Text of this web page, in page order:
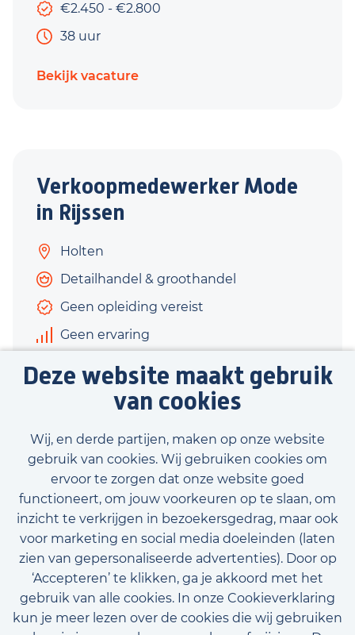
Deze website maakt gebruik
van cookies
Wij, en derde partijen, maken op onze website
gebruik van cookies. Wij gebruiken cookies om
ervoor te zorgen dat onze website goed
functioneert, om jouw voorkeuren op te slaan, om
inzicht te verkrijgen in bezoekersgedrag, maar ook
voor marketing en social media doeleinden (laten
zien van gepersonaliseerde advertenties). Door op
‘Accepteren’ te klikken, ga je akkoord met het
gebruik van alle cookies. In onze Cookieverklaring
kun je meer lezen over de cookies die wij gebruiken
€2.450 - €2.800
38 uur
Bekijk vacature
Verkoopmedewerker Mode
in Rijssen
Holten
Detailhandel & groothandel
Geen opleiding vereist
Geen ervaring
€2.450 - €2.800
Bekijk vacature
Bekijk onze beschikbare vacatures